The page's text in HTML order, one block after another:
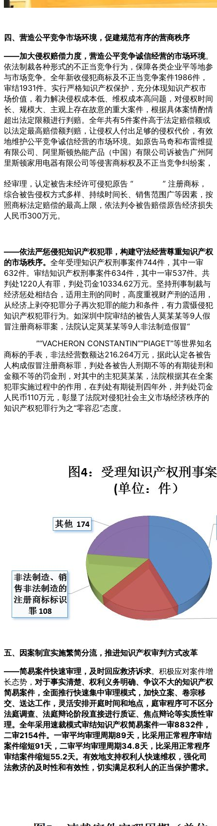
四、营造公平竞争市场环境，促建规范有序的营商秩序
——加大侵权赔偿力度，营造公平竞争诚信经营的市场环境。
依法制裁各种形式的不正当竞争行为，保障各类企业平等地参
与市场竞争。全年新收侵犯商标及不正当竞争案件1986件，
审结1931件。实行严格知识产权保护，充分体现知识产权市
场价值，着力解决侵权成本低、维权成本高问题，对侵权时间
长、规模大、主观上存在故意的重大案件，根据具体案情酌情
超出法定限额进行判赔。全年共有5件案件高于法定赔偿额或
以法定最高赔偿额判赔，让侵权人付出足够的侵权代价，有效
地维护公平竞争诚信经营的市场环境。如原告马奇和布雷维提
有限公司、阿里斯顿热能产品（中国）有限公司诉被告广州阿
里斯顿家用电器有限公司等侵害商标权及不正当竞争纠纷案，
经审理，认定被告未经许可侵犯原告 “
” 注册商标，
综合被告侵权方式多样、持续时间长、销售范围广等因素，按
照商标法定赔偿的最高上限，依法判令被告赔偿原告经济损失
人民币300万元。
——依法严惩侵犯知识产权犯罪，构建守法经营尊重知识产权
的市场秩序。 全年受理知识产权刑事案件744件，其中一审
632件。审结知识产权刑事案件634件，其中一审537件。共
判处1220人有罪，判处罚金10334.62万元。坚持刑事制裁与
经济惩处相结合，适用主刑的同时，高度重视财产刑的适用，
从经济上剥夺犯罪分子再次犯罪的能力和条件，有力震慑侵犯
知识产权犯罪行为。如深圳中院审结的被告人莫某某等9人假
冒注册商标罪案，法院认定莫某某等9人非法制造假冒“
”“VACHERON CONSTANTIN”“PIAGET”等世界知名
商标的手表，非法经营数额达216.264万元，据此认定各被告
人构成假冒注册商标罪，判处各被告人刑期不等的有期徒刑和
金额不等的罚金刑，对其中的主犯莫某某，法院根据其在全案
犯罪实施过程中的作用，在判处有期徒刑四年外，并判处罚金
人民币110万元，彰显了法院对侵犯社会主义市场经济秩序的
知识产权犯罪行为之“零容忍”态度。
五、因案制宜实施繁简分流，推进知识产权审判方式改革
——简易案件快速审理，及时回应救济诉求。 积极应对案件增
长态势， 对于事实清楚、权利义务明确、争议不大的知识产权
简易案件，全面推行快速集中审理模式，加快立案、卷宗移
交、送达工作，灵活安排开庭时间和地点，庭审程序可不区分
法庭调查、法庭辩论阶段直接进行质证、焦点辩论等实质性审
理。全年采用速裁模式审结知识产权简易案件一审8832件，
二审2154件。一审平均审理周期89天，比采用正常程序审结
案件缩短91天，二审平均审理周期34.8天，比采用正常程序
审结案件缩短55.2天。有效地支持权利人快速维权，强化司
法救济的及时性和有效性，切实满足权利人的正当保护需求。